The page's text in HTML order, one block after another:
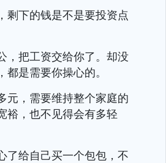
剩下的钱是不是要投资点
，把工资交给你了。却没
是需要你操心的。
元，需要维持整个家庭的
裕，也不见得会有多轻
了给自己买一个包包，不